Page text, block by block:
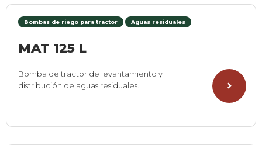
Bombas de riego para tractor Aguas residuales
MAT 125 L
Bomba de tractor de levantamiento y
distribución de aguas residuales.